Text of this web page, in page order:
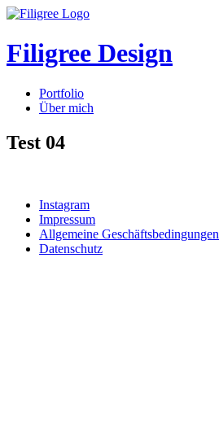
Filigree Design
Portfolio
Über mich
Test 04
Instagram
Impressum
Allgemeine Geschäftsbedingungen
Datenschutz